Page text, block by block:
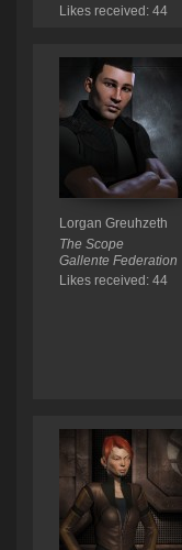
Likes received: 44
Lorgan Greuhzeth
The Scope
Gallente Federation
Likes received: 44